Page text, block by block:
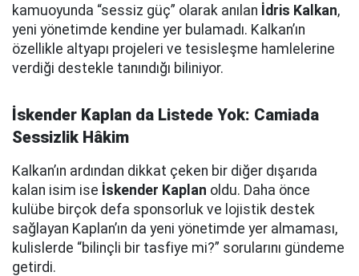
kamuoyunda “sessiz güç” olarak anılan İdris Kalkan,
yeni yönetimde kendine yer bulamadı. Kalkan’ın
özellikle altyapı projeleri ve tesisleşme hamlelerine
verdiği destekle tanındığı biliniyor.
İskender Kaplan da Listede Yok: Camiada
Sessizlik Hâkim
Kalkan’ın ardından dikkat çeken bir diğer dışarıda
kalan isim ise İskender Kaplan oldu. Daha önce
kulübe birçok defa sponsorluk ve lojistik destek
sağlayan Kaplan’ın da yeni yönetimde yer almaması,
kulislerde “bilinçli bir tasfiye mi?” sorularını gündeme
getirdi.